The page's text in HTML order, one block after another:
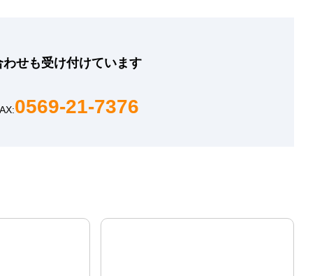
せも受け付けています
0569-21-7376